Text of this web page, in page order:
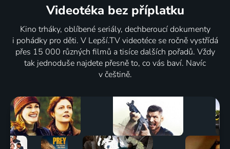
Videotéka bez příplatku
Kino trháky, oblíbené seriály, dechberoucí dokumenty
i pohádky pro děti. V Lepší.TV videotéce se ročně vystřídá
přes 15 000 různých filmů a tisíce dalších pořadů. Vždy
tak jednoduše najdete přesně to, co vás baví. Navíc
v češtině.